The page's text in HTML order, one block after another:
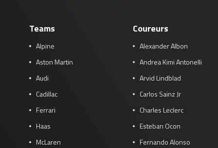
Teams
Alpine
Aston Martin
Audi
Cadillac
Ferrari
Haas
McLaren
Coureurs
Alexander Albon
Andrea Kimi Antonelli
Arvid Lindblad
Carlos Sainz Jr
Charles Leclerc
Esteban Ocon
Fernando Alonso